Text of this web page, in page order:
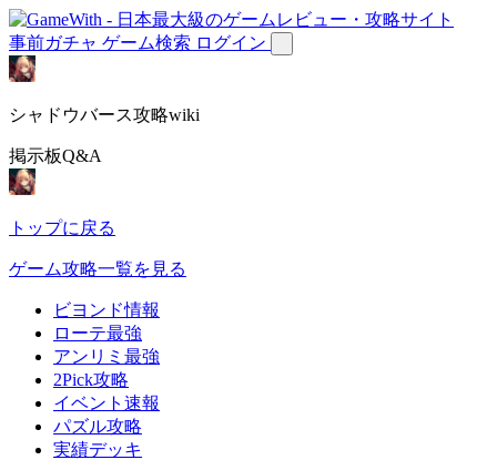
事前ガチャ ゲーム検索 ログイン
シャドウバース攻略wiki
掲示板Q&A
トップに戻る
ゲーム攻略一覧を見る
ビヨンド情報
ローテ最強
アンリミ最強
2Pick攻略
イベント速報
パズル攻略
実績デッキ